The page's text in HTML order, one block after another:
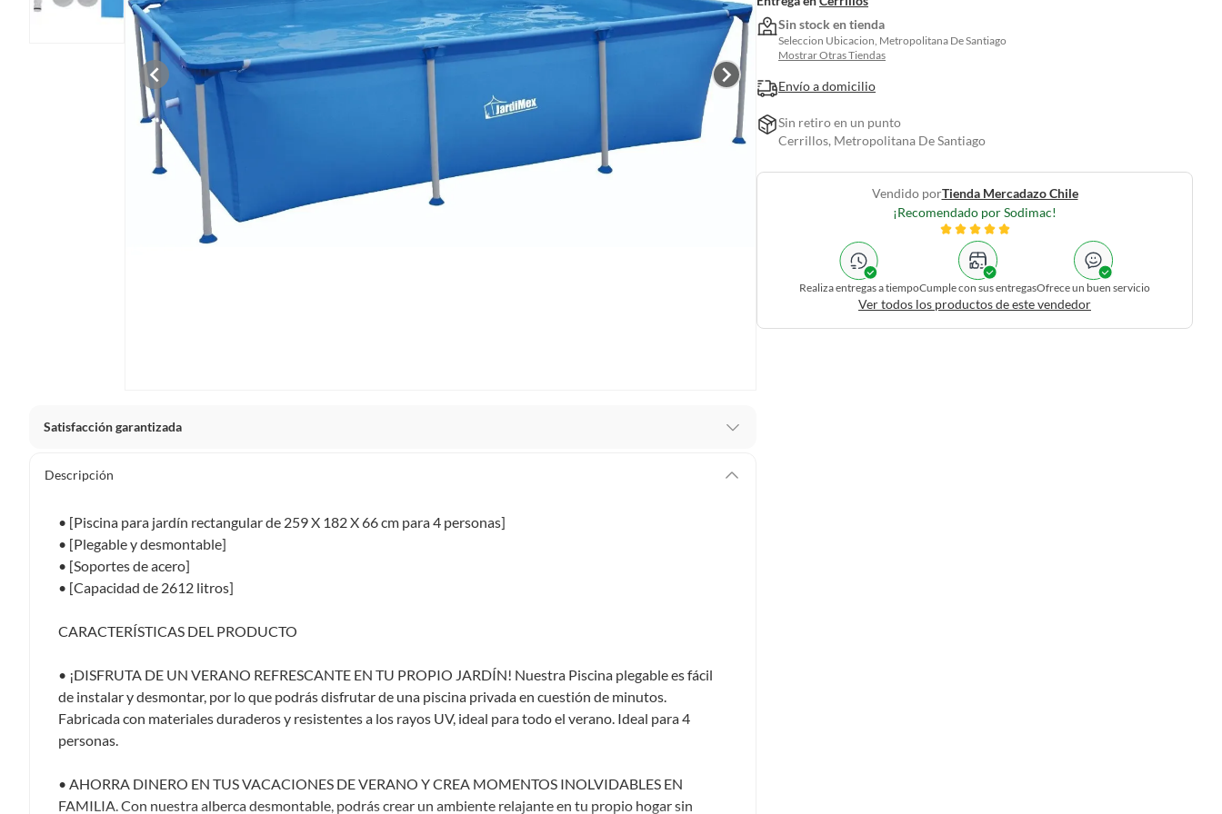
Satisfacción garantizada
Debe estar en perfecto estado, con todas sus etiquetas, sellos intactos y sin uso, tal como te lo entregamos. Ten
Productos que, por su naturaleza, no puedan ser devueltos, puedan deteriorarse o caducar con rapidez.
Confeccionados a la medida.
De uso personal.
etiquetas y sin uso, tal como te lo entregamos.
Productos digitales que se entregan a través de una descarga electrónica, por ejemplo, cupones de experiencia o
programas para el computador.
Productos a pedido o confeccionados a medida.
Productos que han sido informados como imperfectos, usados, reparados, abiertos, de segunda selección,
remanufacturados o con alguna deficiencia, que sean comprados en esa condición a un precio reducido.
Pinturas de un color a solicitud.
Descripción
• [Piscina para jardín rectangular de 259 X 182 X 66 cm para 4 personas]
• [Plegable y desmontable]
• [Soportes de acero]
• [Capacidad de 2612 litros]
CARACTERÍSTICAS DEL PRODUCTO
• ¡DISFRUTA DE UN VERANO REFRESCANTE EN TU PROPIO JARDÍN! Nuestra Piscina plegable es fácil
de instalar y desmontar, por lo que podrás disfrutar de una piscina privada en cuestión de minutos.
Fabricada con materiales duraderos y resistentes a los rayos UV, ideal para todo el verano. Ideal para 4
personas.
• AHORRA DINERO EN TUS VACACIONES DE VERANO Y CREA MOMENTOS INOLVIDABLES EN
FAMILIA. Con nuestra alberca desmontable, podrás crear un ambiente relajante en tu propio hogar sin
Sin stock en tienda
Seleccion Ubicacion, Metropolitana De Santiago
Mostrar Otras Tiendas
Envío a domicilio
Sin retiro en un punto
Cerrillos, Metropolitana De Santiago
Vendido porTienda Mercadazo Chile
¡Recomendado por Sodimac!
Realiza entregas a tiempoCumple con sus entregasOfrece un buen servicio
Ver todos los productos de este vendedor